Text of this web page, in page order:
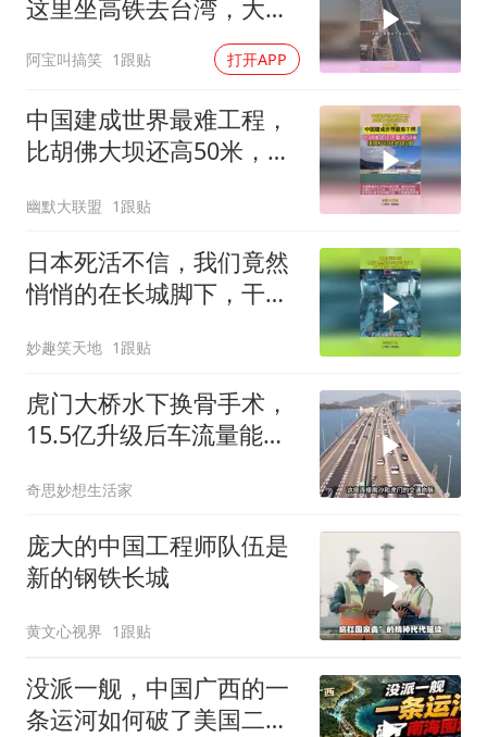
这里坐高铁去台湾，大概
阿宝叫搞笑 1跟贴 打开APP
中国建成世界最难工程，
比胡佛大坝还高50米，外
幽默大联盟 1跟贴
日本死活不信，我们竟然
悄悄的在长城脚下，干了
妙趣笑天地 1跟贴
虎门大桥水下换骨手术，
15.5亿升级后车流量能多
奇思妙想生活家
庞大的中国工程师队伍是
新的钢铁长城
黄文心视界 1跟贴
没派一舰，中国广西的一
条运河如何破了美国二十